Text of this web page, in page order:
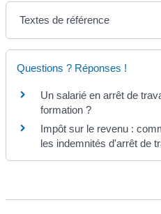
Textes de référence
Questions ? Réponses !
Un salarié en arrêt de
formation ?
Impôt sur le revenu :
les indemnités d'arrêt de